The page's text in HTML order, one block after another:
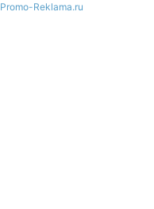
Promo-Reklama.ru